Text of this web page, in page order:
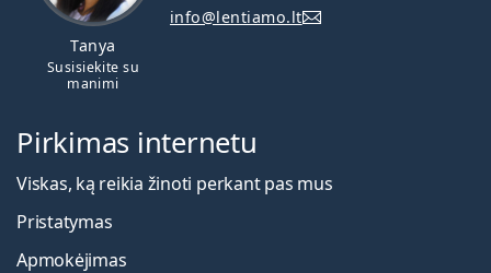
Tanya
Susisiekite su
manimi
info@lentiamo.lt
Pirkimas internetu
Viskas, ką reikia žinoti perkant pas mus
Pristatymas
Apmokėjimas